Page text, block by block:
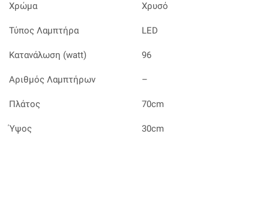
Χρώμα Χρυσό
Τύπος Λαμπτήρα LED
Κατανάλωση (watt) 96
Αριθμός Λαμπτήρων –
Πλάτος 70cm
Ύψος 30cm